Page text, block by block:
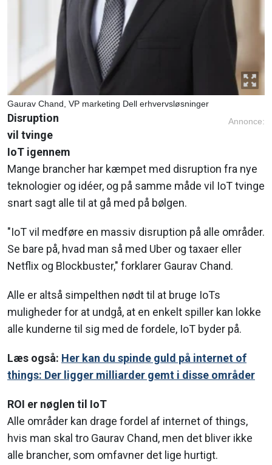
Gaurav Chand, VP marketing Dell erhvervsløsninger
Annonce:
Disruption
vil tvinge
IoT igennem
Mange brancher har kæmpet med disruption fra nye
teknologier og idéer, og på samme måde vil IoT tvinge
snart sagt alle til at gå med på bølgen.
"IoT vil medføre en massiv disruption på alle områder.
Se bare på, hvad man så med Uber og taxaer eller
Netflix og Blockbuster," forklarer Gaurav Chand.
Alle er altså simpelthen nødt til at bruge IoTs
muligheder for at undgå, at en enkelt spiller kan lokke
alle kunderne til sig med de fordele, IoT byder på.
Læs også: Her kan du spinde guld på internet of
things: Der ligger milliarder gemt i disse områder
ROI er nøglen til IoT
Alle områder kan drage fordel af internet of things,
hvis man skal tro Gaurav Chand, men det bliver ikke
alle brancher, som omfavner det lige hurtigt.